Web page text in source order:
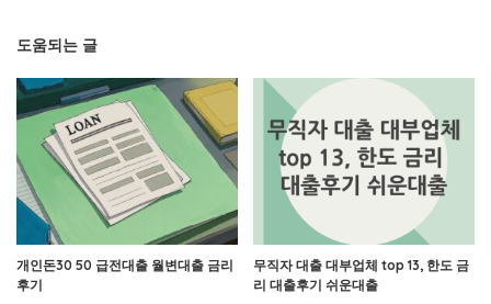
도움되는 글
개인돈30 50 급전대출 월변대출 금리
후기
무직자 대출 대부업체 top 13, 한도 금
리 대출후기 쉬운대출